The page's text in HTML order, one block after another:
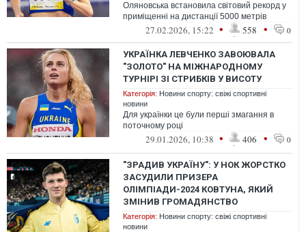
Оляновська встановила світовий рекорд у
приміщенні на дистанції 5000 метрів
27.02.2026, 15:22 • 558 • 0
УКРАЇНКА ЛЕВЧЕНКО ЗАВОЮВАЛА
"ЗОЛОТО" НА МІЖНАРОДНОМУ
ТУРНІРІ ЗІ СТРИБКІВ У ВИСОТУ
Категорія: Новини спорту: свіжі спортивні
новини
Для українки це були перші змагання в
поточному році
29.01.2026, 10:38 • 406 • 0
"ЗРАДИВ УКРАЇНУ": У НОК ЖОРСТКО
ЗАСУДИЛИ ПРИЗЕРА
ОЛІМПІАДИ-2024 КОВТУНА, ЯКИЙ
ЗМІНИВ ГРОМАДЯНСТВО
Категорія: Новини спорту: свіжі спортивні
новини